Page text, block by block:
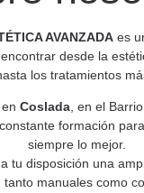
AVANZADA es
desde la
los tratamientos
Coslada, en el
formación
siempre lo mejor.
tu disposición una
tanto manuales como